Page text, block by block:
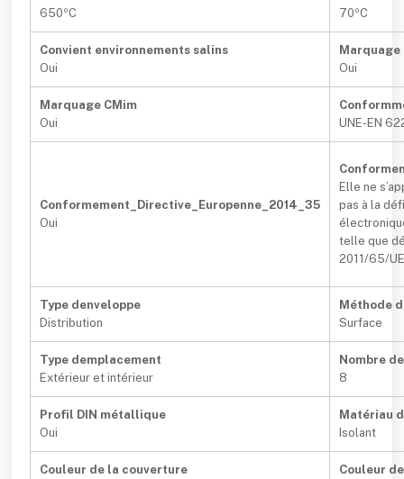
650ºC
70ºC
Convient environnements salins
Oui
Marquage
Oui
Marquage CMim
Oui
UNE-EN
Conformement_Directive_Europenne_2014_35
Oui
Elle ne
pas à la
telle que
2011/65/
Type denveloppe
Distribution
Méthode
Surface
Type demplacement
Extérieur et intérieur
Nombre
8
Profil DIN métallique
Oui
Matériau
Isolant
Couleur de la couverture Couleur